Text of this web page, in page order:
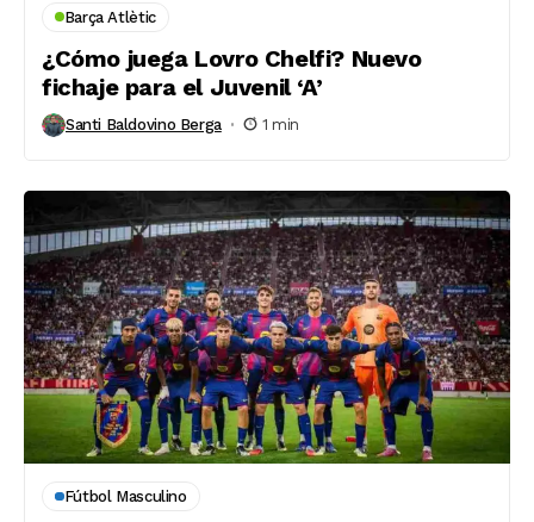
Barça Atlètic
¿Cómo juega Lovro Chelfi? Nuevo
fichaje para el Juvenil ‘A’
Santi Baldovino Berga 1 min
Fútbol Masculino